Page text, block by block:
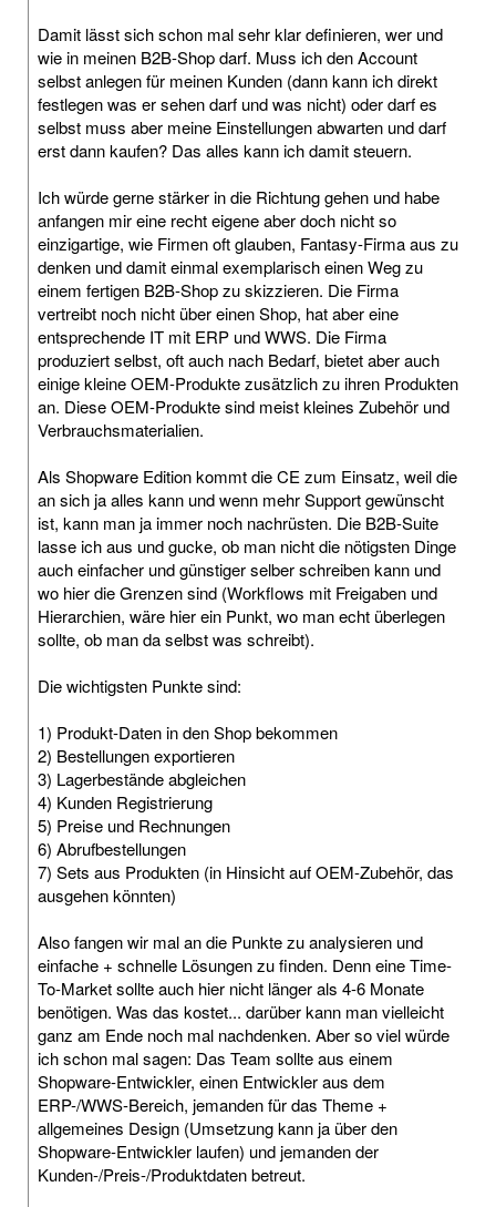
Damit lässt sich schon mal sehr klar definieren, wer und
wie in meinen B2B-Shop darf. Muss ich den Account
selbst anlegen für meinen Kunden (dann kann ich direkt
festlegen was er sehen darf und was nicht) oder darf es
selbst muss aber meine Einstellungen abwarten und darf
erst dann kaufen? Das alles kann ich damit steuern.
Ich würde gerne stärker in die Richtung gehen und habe
anfangen mir eine recht eigene aber doch nicht so
einzigartige, wie Firmen oft glauben, Fantasy-Firma aus zu
denken und damit einmal exemplarisch einen Weg zu
einem fertigen B2B-Shop zu skizzieren. Die Firma
vertreibt noch nicht über einen Shop, hat aber eine
entsprechende IT mit ERP und WWS. Die Firma
produziert selbst, oft auch nach Bedarf, bietet aber auch
einige kleine OEM-Produkte zusätzlich zu ihren Produkten
an. Diese OEM-Produkte sind meist kleines Zubehör und
Verbrauchsmaterialien.
Als Shopware Edition kommt die CE zum Einsatz, weil die
an sich ja alles kann und wenn mehr Support gewünscht
ist, kann man ja immer noch nachrüsten. Die B2B-Suite
lasse ich aus und gucke, ob man nicht die nötigsten Dinge
auch einfacher und günstiger selber schreiben kann und
wo hier die Grenzen sind (Workflows mit Freigaben und
Hierarchien, wäre hier ein Punkt, wo man echt überlegen
sollte, ob man da selbst was schreibt).
Die wichtigsten Punkte sind:
1) Produkt-Daten in den Shop bekommen
2) Bestellungen exportieren
3) Lagerbestände abgleichen
4) Kunden Registrierung
5) Preise und Rechnungen
6) Abrufbestellungen
7) Sets aus Produkten (in Hinsicht auf OEM-Zubehör, das
ausgehen könnten)
Also fangen wir mal an die Punkte zu analysieren und
einfache + schnelle Lösungen zu finden. Denn eine Time-
To-Market sollte auch hier nicht länger als 4-6 Monate
benötigen. Was das kostet... darüber kann man vielleicht
ganz am Ende noch mal nachdenken. Aber so viel würde
ich schon mal sagen: Das Team sollte aus einem
Shopware-Entwickler, einen Entwickler aus dem
ERP-/WWS-Bereich, jemanden für das Theme +
allgemeines Design (Umsetzung kann ja über den
Shopware-Entwickler laufen) und jemanden der
Kunden-/Preis-/Produktdaten betreut.